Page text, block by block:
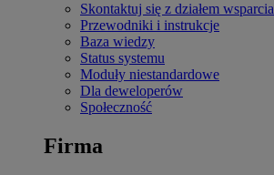
Skontaktuj się z działem wsparcia
Przewodniki i instrukcje
Baza wiedzy
Status systemu
Moduły niestandardowe
Dla deweloperów
Społeczność
Firma